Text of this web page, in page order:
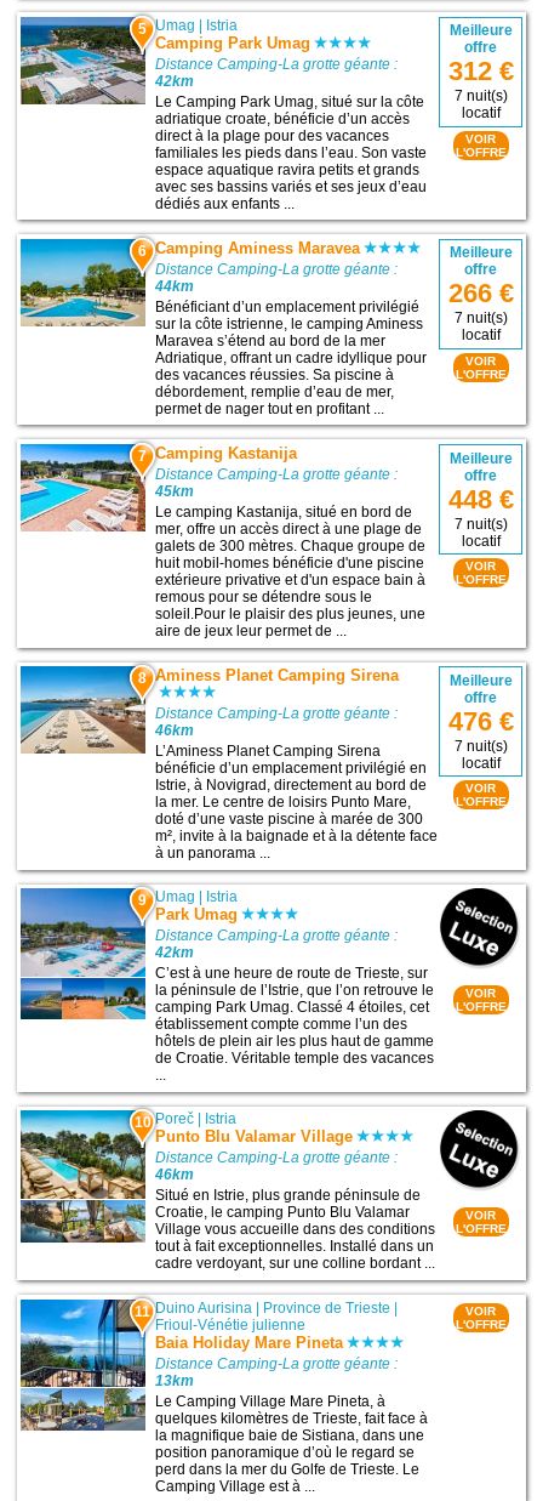
5 Umag | Istria
Camping Park Umag
Distance Camping-La grotte géante :
42km
Le Camping Park Umag, situé sur la côte
adriatique croate, bénéficie d’un accès
direct à la plage pour des vacances
familiales les pieds dans l’eau. Son vaste
espace aquatique ravira petits et grands
avec ses bassins variés et ses jeux d’eau
dédiés aux enfants ...
Meilleure
offre
312 €
7 nuit(s)
locatif
VOIR
L'OFFRE
6 Camping Aminess Maravea
Distance Camping-La grotte géante :
44km
Bénéficiant d’un emplacement privilégié
sur la côte istrienne, le camping Aminess
Maravea s’étend au bord de la mer
Adriatique, offrant un cadre idyllique pour
des vacances réussies. Sa piscine à
débordement, remplie d’eau de mer,
permet de nager tout en profitant ...
Meilleure
offre
266 €
7 nuit(s)
locatif
VOIR
L'OFFRE
7 Camping Kastanija
Distance Camping-La grotte géante :
45km
Le camping Kastanija, situé en bord de
mer, offre un accès direct à une plage de
galets de 300 mètres. Chaque groupe de
huit mobil-homes bénéficie d'une piscine
extérieure privative et d'un espace bain à
remous pour se détendre sous le
soleil.Pour le plaisir des plus jeunes, une
aire de jeux leur permet de ...
Meilleure
offre
448 €
7 nuit(s)
locatif
VOIR
L'OFFRE
8 Aminess Planet Camping Sirena
Distance Camping-La grotte géante :
46km
L’Aminess Planet Camping Sirena
bénéficie d’un emplacement privilégié en
Istrie, à Novigrad, directement au bord de
la mer. Le centre de loisirs Punto Mare,
doté d’une vaste piscine à marée de 300
m², invite à la baignade et à la détente face
à un panorama ...
Meilleure
offre
476 €
7 nuit(s)
locatif
VOIR
L'OFFRE
9 Umag Istria
Park Umag
Distance Camping-La grotte géante :
42km
C’est à une heure de route de Trieste, sur
la péninsule de l’Istrie, que l’on retrouve le
camping Park Umag. Classé 4 étoiles, cet
établissement compte comme l’un des
hôtels de plein air les plus haut de gamme
de Croatie. Véritable temple des vacances
...
VOIR
L'OFFRE
10 Poreč Istria
Punto Blu Valamar Village
Distance Camping-La grotte géante :
46km
Situé en Istrie, plus grande péninsule de
Croatie, le camping Punto Blu Valamar
Village vous accueille dans des conditions
tout à fait exceptionnelles. Installé dans un
cadre verdoyant, sur une colline bordant ...
VOIR
L'OFFRE
11 Duino Aurisina | Province de Trieste |
Frioul-Vénétie julienne
Baia Holiday Mare Pineta
Distance Camping-La grotte géante :
13km
Le Camping Village Mare Pineta, à
quelques kilomètres de Trieste, fait face à
la magnifique baie de Sistiana, dans une
position panoramique d’où le regard se
perd dans la mer du Golfe de Trieste. Le
Camping Village est à ...
VOIR
L'OFFRE